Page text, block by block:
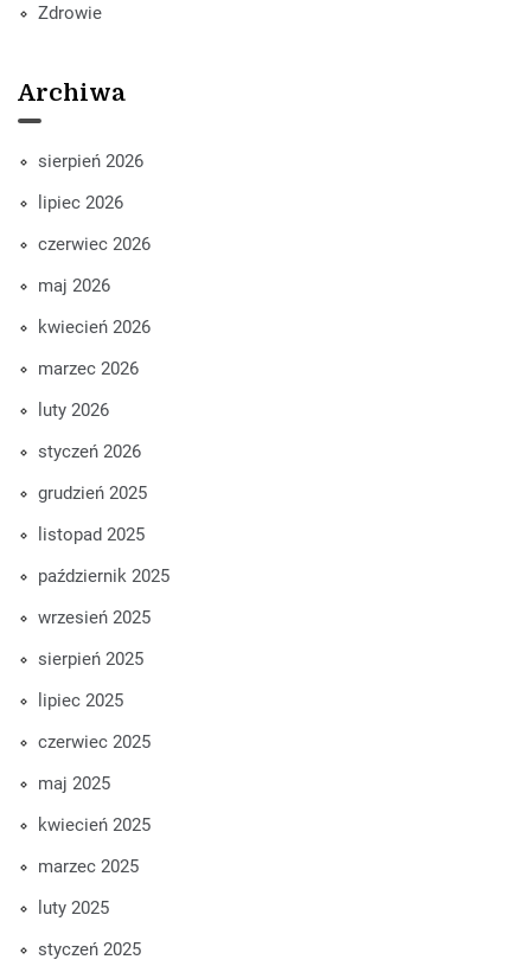
Zdrowie
Archiwa
sierpień 2026
lipiec 2026
czerwiec 2026
maj 2026
kwiecień 2026
marzec 2026
luty 2026
styczeń 2026
grudzień 2025
listopad 2025
październik 2025
wrzesień 2025
sierpień 2025
lipiec 2025
czerwiec 2025
maj 2025
kwiecień 2025
marzec 2025
luty 2025
styczeń 2025